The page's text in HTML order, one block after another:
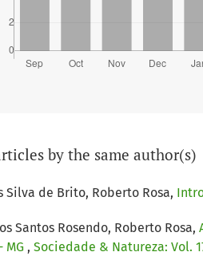
by the same author(s)
Silva de Brito, Roberto Rosa,
Santos Rosendo, Roberto Rosa,
MG , Sociedade & Natureza: Vol.